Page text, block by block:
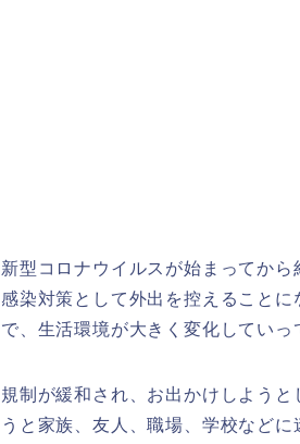
新型コロナウイルスが始まってから
感染対策として外出を控えること
で、生活環境が大きく変化していっ
規制が緩和され、お出かけしよう
うと家族、友人、職場、学校など